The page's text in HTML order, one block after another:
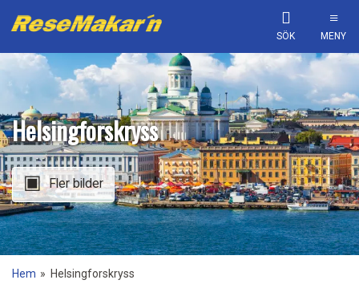
SÖK MENY
Helsingforskryss
Fler bilder
Hem » Helsingforskryss